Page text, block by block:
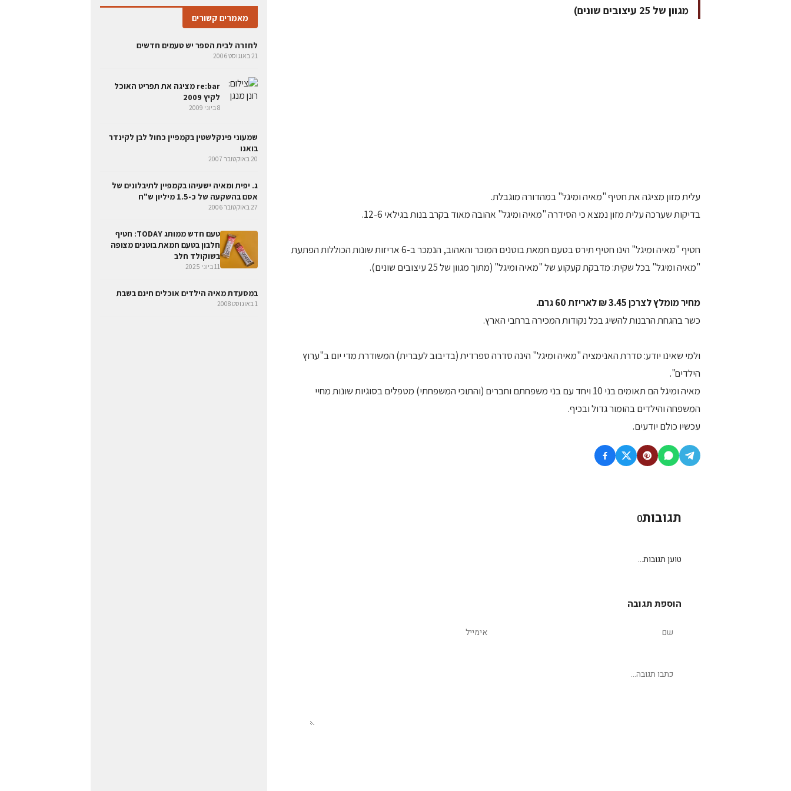
מגוון של 25 עיצובים שונים)
עלית מזון מציגה את חטיף "מאיה ומיגל" במהדורה מוגבלת.
בדיקות שערכה עלית מזון נמצא כי הסידרה "מאיה ומיגל" אהובה מאוד בקרב בנות בגילאי 12-6.
חטיף "מאיה ומיגל" הינו חטיף תירס בטעם חמאת בוטנים המוכר והאהוב, הנמכר ב-6 אריזות שונות הכוללות הפתעת
"מאיה ומיגל" בכל שקית: מדבקת קעקוע של "מאיה ומיגל" (מתוך מגוון של 25 עיצובים שונים).
מחיר מומלץ לצרכן 3.45 ₪ לאריזת 60 גרם.
כשר בהגחת הרבנות להשיג בכל נקודות המכירה ברחבי הארץ.
ולמי שאינו יודע: סדרת האנימציה "מאיה ומיגל" הינה סדרה ספרדית (בדיבוב לעברית) המשודרת מדי יום ב"ערוץ
הילדים".
מאיה ומיגל הם תאומים בני 10 ויחד עם בני משפחתם וחברים (והתוכי המשפחתי) מטפלים בסוגיות שונות מחיי
המשפחה והילדים בהומור גדול ובכיף.
עכשיו כולם יודעים.
תגובות0
טוען תגובות...
הוספת תגובה
מאמרים קשורים
לחזרה לבית הספר יש טעמים חדשים
21 באוגוסט 2006
re:bar מציגה את תפריט האוכל
לקיץ 2009
8 ביוני 2009
שמעוני פינקלשטין בקמפיין כחול לבן לקינדר
בואנו
20 באוקטובר 2007
ג. יפית ומאיה ישעיהו בקמפיין לתיבלונים של
אסם בהשקעה של כ-1.5 מיליון ש"ח
27 באוקטובר 2006
טעם חדש ממותג TODAY: חטיף
חלבון בטעם חמאת בוטנים מצופה
בשוקולד חלב
11 ביוני 2025
במסעדת מאיה הילדים אוכלים חינם בשבת
1 באוגוסט 2008